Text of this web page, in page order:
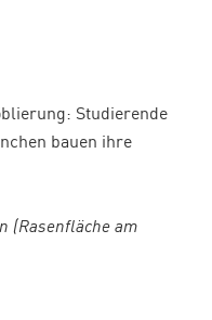
Studierende
bauen ihre
(Rasenfläche am